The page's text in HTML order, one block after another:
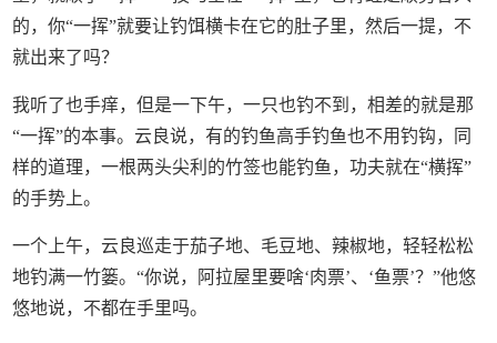
的，你“一挥”就要让钓饵横卡在它的肚子里，然后一提，不
就出来了吗？
我听了也手痒，但是一下午，一只也钓不到，相差的就是那
“一挥”的本事。云良说，有的钓鱼高手钓鱼也不用钓钩，同
样的道理，一根两头尖利的竹签也能钓鱼，功夫就在“横挥”
的手势上。
一个上午，云良巡走于茄子地、毛豆地、辣椒地，轻轻松松
地钓满一竹篓。“你说，阿拉屋里要啥‘肉票’、‘鱼票’？”他悠
悠地说，不都在手里吗。